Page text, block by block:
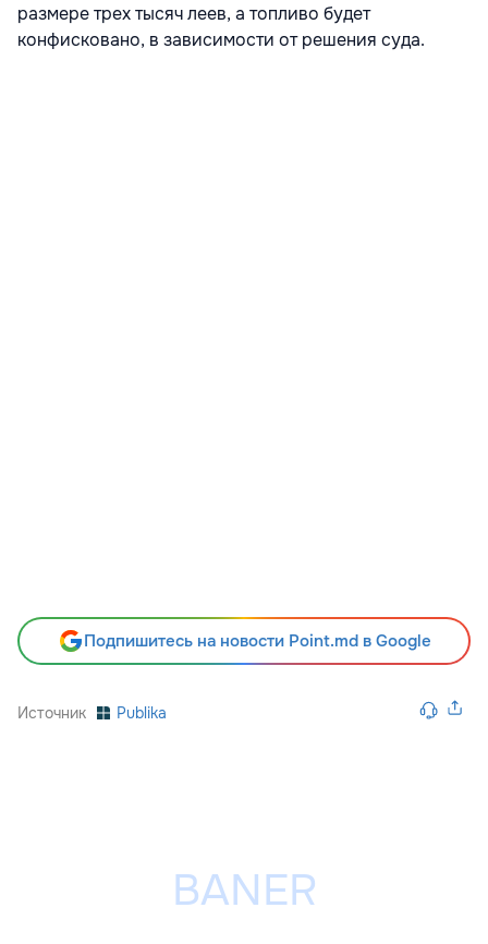
размере трех тысяч леев, а топливо будет
конфисковано, в зависимости от решения суда.
Подпишитесь на новости Point.md в Google
Источник Publika